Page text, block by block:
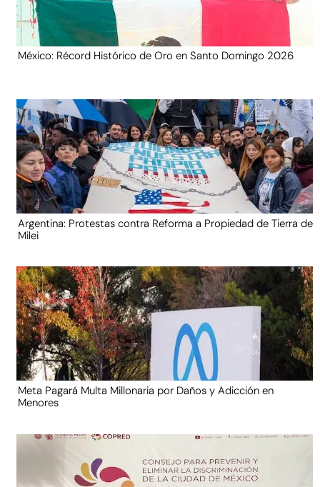
México: Récord Histórico de Oro en Santo Domingo 2026
Argentina: Protestas contra Reforma a Propiedad de Tierra de
Milei
Meta Pagará Multa Millonaria por Daños y Adicción en
Menores